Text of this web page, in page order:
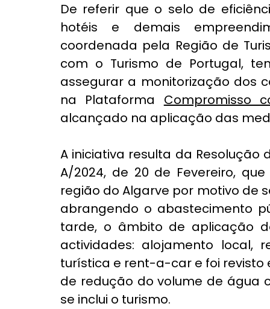
De referir que o selo de
hotéis e demais
coordenada pela Região de
com o Turismo de Portugal,
assegurar a monitorização dos
na Plataforma Compromisso
alcançado na aplicação das
A iniciativa resulta da Resolução
A/2024, de 20 de Fevereiro,
região do Algarve por motivo de
abrangendo o abastecimento
tarde, o âmbito de aplicação
actividades: alojamento local,
turística e rent-a-car e foi revisto
de redução do volume de água
se inclui o turismo.